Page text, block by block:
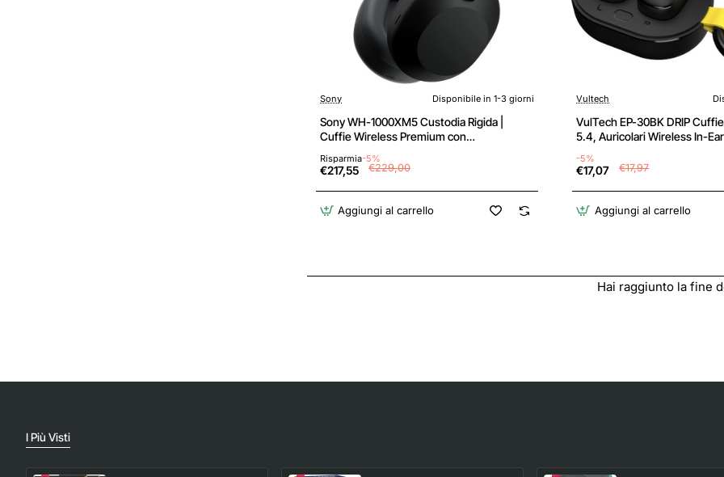
Sony Disponibile in 1-3 giorni
Sony WH-1000XM5 Custodia Rigida |
Cuffie Wireless Premium con
Chiamate Chiare,Hi-Res Audio, Fino a 30
Ore di Autonomia, Compatibili con iOS e
Android – Black - Nero
Risparmia-5%
€217,55 €229,00
Aggiungi al carrello
Vultech
VulTech EP-30BK DRIP
5.4, Auricolari Wireless In-
Ricarica USB-C, Controllo
Siri/Google, Suono
nere - Drip BK
-5%
€17,07 €17,97
Aggiungi al carrello
Hai raggiunto la fine
I Più Visti